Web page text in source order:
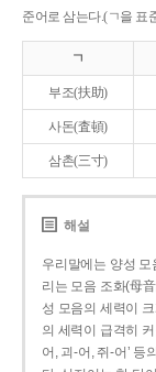
준어로 삼는다.(ㄱ을 표
ㄱ
부조(扶助)
사돈(査頓)
삼촌(三寸)
해설
우리말에는 양성
리는 모음 조화(母
성 모음의 세력이
의 세력이 급격히 커
어, 괴-어, 쥐-어’ 등